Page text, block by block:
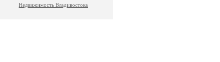
Недвижимость Владивостока